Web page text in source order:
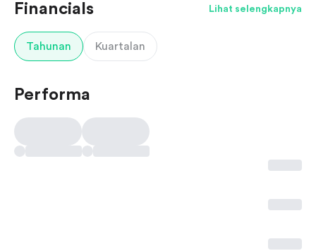
Financials Lihat selengkapnya
Tahunan Kuartalan
Performa